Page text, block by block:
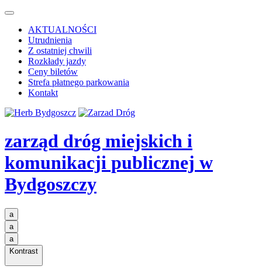
AKTUALNOŚCI
Utrudnienia
Z ostatniej chwili
Rozkłady jazdy
Ceny biletów
Strefa płatnego parkowania
Kontakt
zarząd dróg miejskich i
komunikacji publicznej w
Bydgoszczy
a
a
a
Kontrast